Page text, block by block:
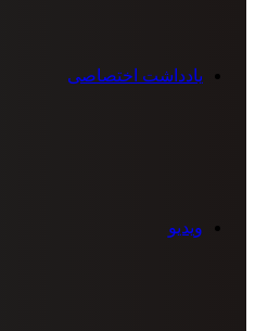
یادداشت اختصاصی
ویدیو